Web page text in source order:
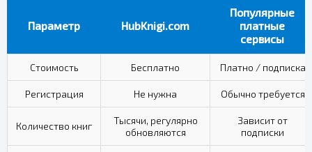
Параметр HubKnigi.com
Популярные
платные
сервисы
Стоимость Бесплатно Платно / подписка
Регистрация Не нужна Обычно требуется
Количество книг
Тысячи, регулярно
обновляются
Зависит от
подписки